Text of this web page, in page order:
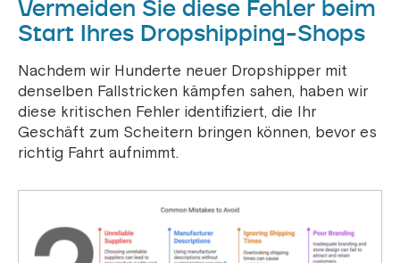
Vermeiden Sie diese Fehler beim
Start Ihres Dropshipping-Shops
Nachdem wir Hunderte neuer Dropshipper mit
denselben Fallstricken kämpfen sahen, haben wir
diese kritischen Fehler identifiziert, die Ihr
Geschäft zum Scheitern bringen können, bevor es
richtig Fahrt aufnimmt.